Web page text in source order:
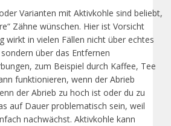
Varianten mit Aktivkohle sind beliebt,
Zähne wünschen. Hier ist Vorsicht
wirkt in vielen Fällen nicht über echtes
über das Entfernen
zum Beispiel durch Kaffee, Tee
funktionieren, wenn der Abrieb
der Abrieb zu hoch ist oder du zu
auf Dauer problematisch sein, weil
nachwächst. Aktivkohle kann